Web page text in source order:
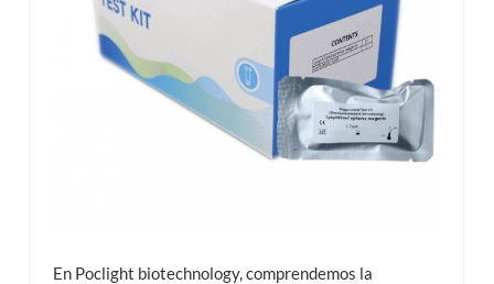
En Poclight biotechnology, comprendemos la